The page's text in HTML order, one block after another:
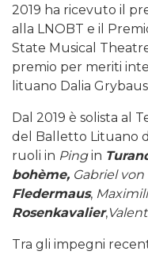
2019 ha ricevuto il
alla LNOBT e il
State Musical
premio per meriti
lituano Dalia
Dal 2019 è solista al
del Balletto Lituano
ruoli in Pingin
bohème, Gabriel
Fledermaus,
Rosenkavalier,
Tra gli impegni